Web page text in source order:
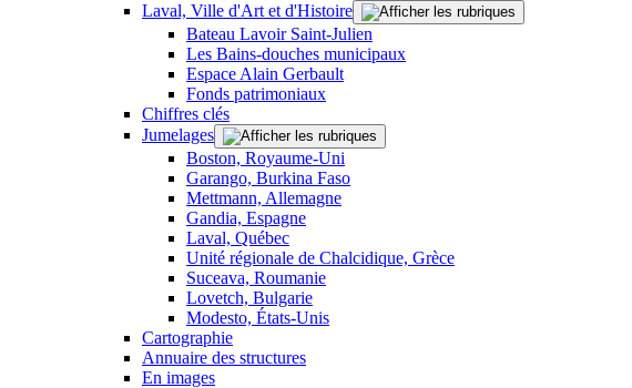
Laval, Ville d'Art et d'Histoire
Bateau Lavoir Saint-Julien
Les Bains-douches municipaux
Espace Alain Gerbault
Fonds patrimoniaux
Chiffres clés
Jumelages
Boston, Royaume-Uni
Garango, Burkina Faso
Mettmann, Allemagne
Gandia, Espagne
Laval, Québec
Unité régionale de Chalcidique, Grèce
Suceava, Roumanie
Lovetch, Bulgarie
Modesto, États-Unis
Cartographie
Annuaire des structures
En images